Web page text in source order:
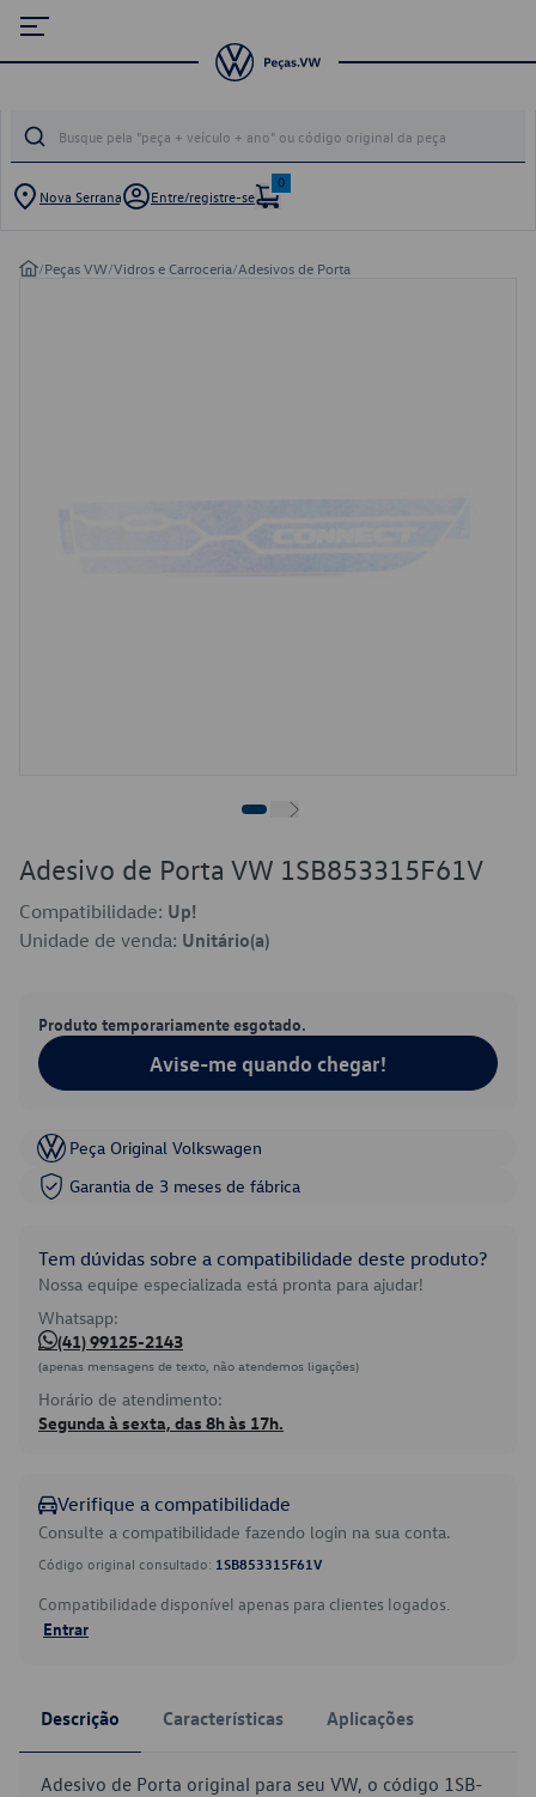
Nova Serrana Entre/registre-se
0
/Peças VW/Vidros e Carroceria/Adesivos de Porta
Adesivo de Porta VW 1SB853315F61V
Compatibilidade: Up!
Unidade de venda: Unitário(a)
Produto temporariamente esgotado.
Avise-me quando chegar!
Peça Original Volkswagen
Garantia de 3 meses de fábrica
Tem dúvidas sobre a compatibilidade deste produto?
Nossa equipe especializada está pronta para ajudar!
Whatsapp:
(41) 99125-2143
(apenas mensagens de texto, não atendemos ligações)
Horário de atendimento:
Segunda à sexta, das 8h às 17h.
Verifique a compatibilidade
Consulte a compatibilidade fazendo login na sua conta.
Código original consultado: 1SB853315F61V
Compatibilidade disponível apenas para clientes logados.
Entrar
Descrição Características Aplicações
Adesivo de Porta original para seu VW, o código 1SB-